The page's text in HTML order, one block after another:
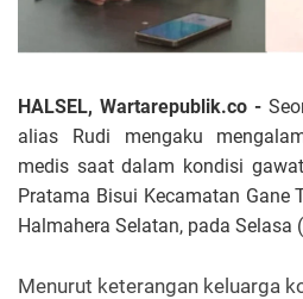
HALSEL, Wartarepublik.co -
alias Rudi mengaku
medis saat dalam kondisi
Pratama Bisui Kecamatan Gane
Halmahera Selatan, pada
Menurut keterangan keluarga